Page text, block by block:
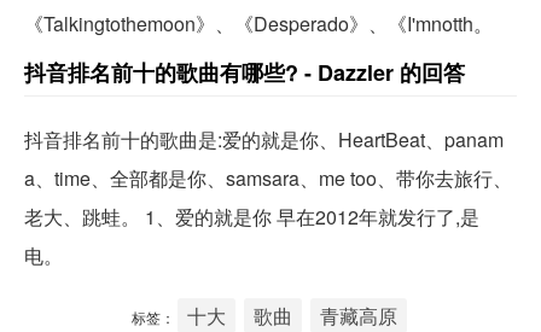
《Talkingtothemoon》、《Desperado》、《I'mnotth。
抖音排名前十的歌曲有哪些? - Dazzler 的回答
抖音排名前十的歌曲是:爱的就是你、HeartBeat、panam
a、time、全部都是你、samsara、me too、带你去旅行、
老大、跳蛙。 1、爱的就是你 早在2012年就发行了,是
电。
标签： 十大 歌曲 青藏高原